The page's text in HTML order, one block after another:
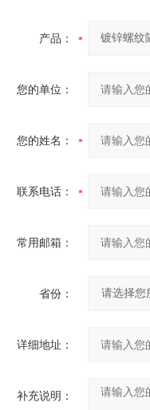
产品：
您的单位：
您的姓名：
联系电话：
常用邮箱：
省份：
详细地址：
补充说明：